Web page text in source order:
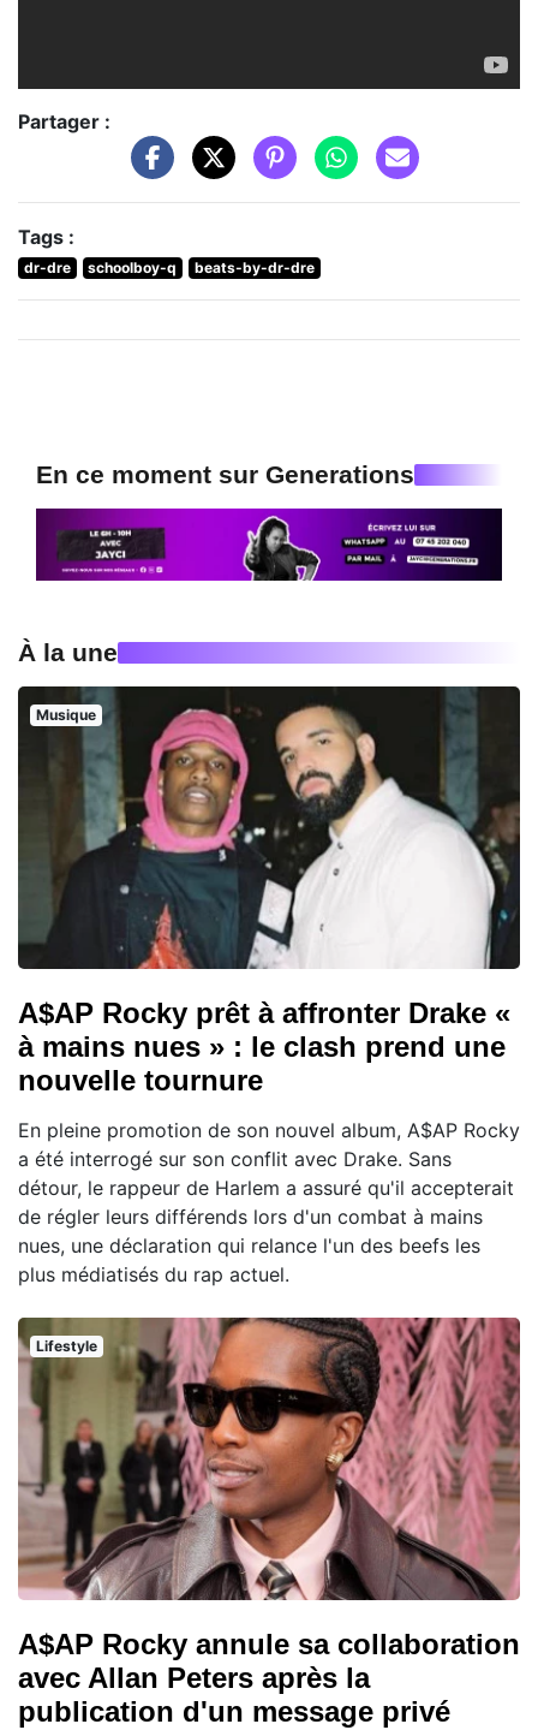
Partager :
Tags :
dr-dre schoolboy-q beats-by-dr-dre
En ce moment sur Generations
À la une
Musique
A$AP Rocky prêt à affronter Drake «
à mains nues » : le clash prend une
nouvelle tournure
En pleine promotion de son nouvel album, A$AP Rocky
a été interrogé sur son conflit avec Drake. Sans
détour, le rappeur de Harlem a assuré qu'il accepterait
de régler leurs différends lors d'un combat à mains
nues, une déclaration qui relance l'un des beefs les
plus médiatisés du rap actuel.
Lifestyle
A$AP Rocky annule sa collaboration
avec Allan Peters après la
publication d'un message privé